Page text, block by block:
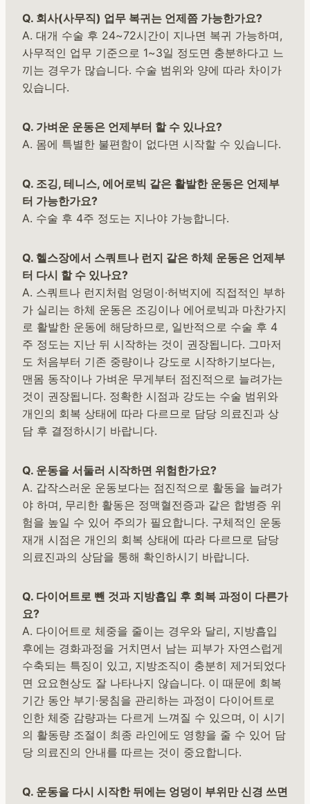
Q. 회사(사무직) 업무 복귀는 언제쯤 가능한가요?
A. 대개 수술 후 24~72시간이 지나면 복귀 가능하며,
사무적인 업무 기준으로 1~3일 정도면 충분하다고 느
끼는 경우가 많습니다. 수술 범위와 양에 따라 차이가
있습니다.
Q. 가벼운 운동은 언제부터 할 수 있나요?
A. 몸에 특별한 불편함이 없다면 시작할 수 있습니다.
Q. 조깅, 테니스, 에어로빅 같은 활발한 운동은 언제부
터 가능한가요?
A. 수술 후 4주 정도는 지나야 가능합니다.
Q. 헬스장에서 스쿼트나 런지 같은 하체 운동은 언제부
터 다시 할 수 있나요?
A. 스쿼트나 런지처럼 엉덩이·허벅지에 직접적인 부하
가 실리는 하체 운동은 조깅이나 에어로빅과 마찬가지
로 활발한 운동에 해당하므로, 일반적으로 수술 후 4
주 정도는 지난 뒤 시작하는 것이 권장됩니다. 그마저
도 처음부터 기존 중량이나 강도로 시작하기보다는,
맨몸 동작이나 가벼운 무게부터 점진적으로 늘려가는
것이 권장됩니다. 정확한 시점과 강도는 수술 범위와
개인의 회복 상태에 따라 다르므로 담당 의료진과 상
담 후 결정하시기 바랍니다.
Q. 운동을 서둘러 시작하면 위험한가요?
A. 갑작스러운 운동보다는 점진적으로 활동을 늘려가
야 하며, 무리한 활동은 정맥혈전증과 같은 합병증 위
험을 높일 수 있어 주의가 필요합니다. 구체적인 운동
재개 시점은 개인의 회복 상태에 따라 다르므로 담당
의료진과의 상담을 통해 확인하시기 바랍니다.
Q. 다이어트로 뺀 것과 지방흡입 후 회복 과정이 다른가
요?
A. 다이어트로 체중을 줄이는 경우와 달리, 지방흡입
후에는 경화과정을 거치면서 남는 피부가 자연스럽게
수축되는 특징이 있고, 지방조직이 충분히 제거되었다
면 요요현상도 잘 나타나지 않습니다. 이 때문에 회복
기간 동안 부기·뭉침을 관리하는 과정이 다이어트로
인한 체중 감량과는 다르게 느껴질 수 있으며, 이 시기
의 활동량 조절이 최종 라인에도 영향을 줄 수 있어 담
당 의료진의 안내를 따르는 것이 중요합니다.
Q. 운동을 다시 시작한 뒤에는 엉덩이 부위만 신경 쓰면